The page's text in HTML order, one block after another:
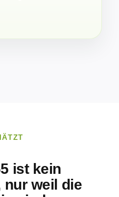
ist kein
nur weil die